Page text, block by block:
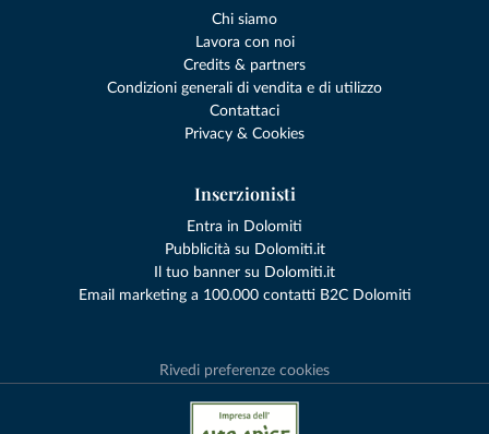
Chi siamo
Lavora con noi
Credits & partners
Condizioni generali di vendita e di utilizzo
Contattaci
Privacy & Cookies
Inserzionisti
Entra in Dolomiti
Pubblicità su Dolomiti.it
Il tuo banner su Dolomiti.it
Email marketing a 100.000 contatti B2C Dolomiti
Rivedi preferenze cookies